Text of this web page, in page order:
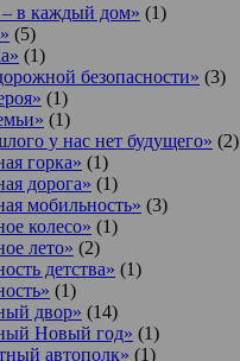
в каждый дом» (1)
(5)
(1)
безопасности» (3)
(1)
(1)
у нас нет будущего» (2)
горка» (1)
дорога» (1)
мобильность» (3)
колесо» (1)
лето» (2)
детства» (1)
(1)
двор» (14)
Новый год» (1)
автополк» (1)